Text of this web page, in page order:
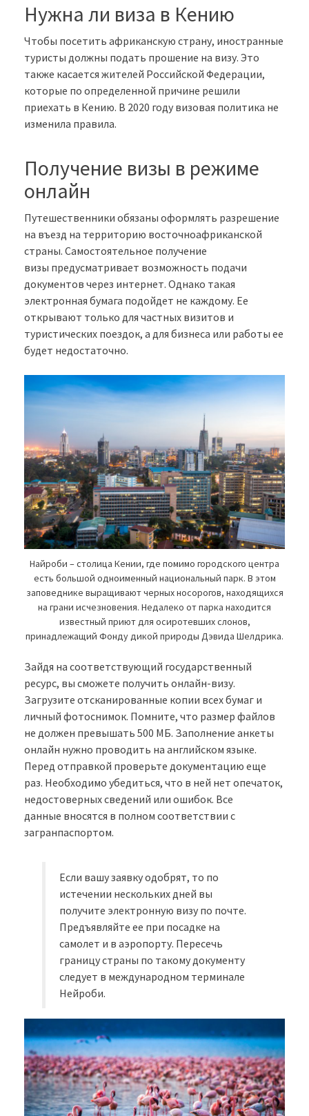
Нужна ли виза в Кению
Чтобы посетить африканскую страну, иностранные
туристы должны подать прошение на визу. Это
также касается жителей Российской Федерации,
которые по определенной причине решили
приехать в Кению. В 2020 году визовая политика не
изменила правила.
Получение визы в режиме
онлайн
Путешественники обязаны оформлять разрешение
на въезд на территорию восточноафриканской
страны. Самостоятельное получение
визы предусматривает возможность подачи
документов через интернет. Однако такая
электронная бумага подойдет не каждому. Ее
открывают только для частных визитов и
туристических поездок, а для бизнеса или работы ее
будет недостаточно.
Найроби – столица Кении, где помимо городского центра
есть большой одноименный национальный парк. В этом
заповеднике выращивают черных носорогов, находящихся
на грани исчезновения. Недалеко от парка находится
известный приют для осиротевших слонов,
принадлежащий Фонду дикой природы Дэвида Шелдрика.
Зайдя на соответствующий государственный
ресурс, вы сможете получить онлайн-визу.
Загрузите отсканированные копии всех бумаг и
личный фотоснимок. Помните, что размер файлов
не должен превышать 500 МБ. Заполнение анкеты
онлайн нужно проводить на английском языке.
Перед отправкой проверьте документацию еще
раз. Необходимо убедиться, что в ней нет опечаток,
недостоверных сведений или ошибок. Все
данные вносятся в полном соответствии с
загранпаспортом.
Если вашу заявку одобрят, то по
истечении нескольких дней вы
получите электронную визу по почте.
Предъявляйте ее при посадке на
самолет и в аэропорту. Пересечь
границу страны по такому документу
следует в международном терминале
Нейроби.